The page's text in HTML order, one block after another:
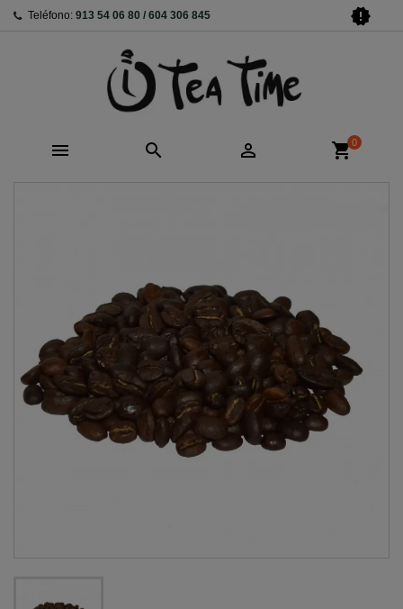
Teléfono: 913 54 06 80 / 604 306 845 new_releases
   shopping_cart0